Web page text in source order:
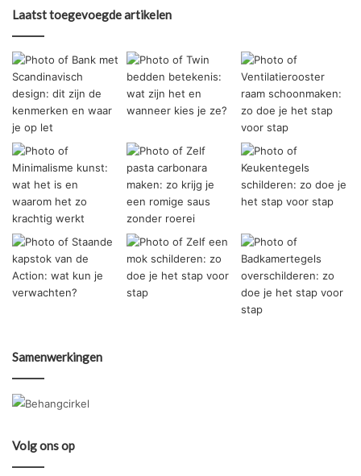
Laatst toegevoegde artikelen
Samenwerkingen
Volg ons op